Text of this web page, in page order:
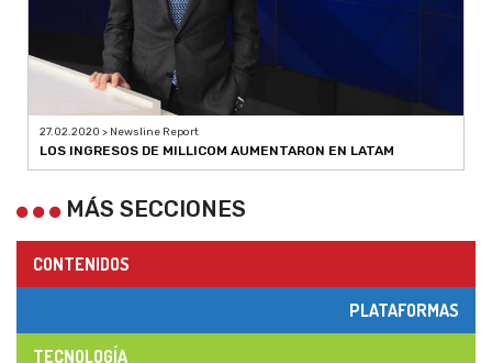
27.02.2020 > Newsline Report
LOS INGRESOS DE MILLICOM AUMENTARON EN LATAM
MÁS SECCIONES
CONTENIDOS
PLATAFORMAS
TECNOLOGÍA